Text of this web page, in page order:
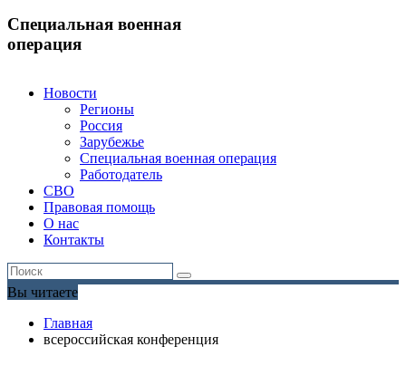
Специальная военная
операция
Новости
Регионы
Россия
Зарубежье
Специальная военная операция
Работодатель
СВО
Правовая помощь
О нас
Контакты
Вы читаете
Главная
всероссийская конференция